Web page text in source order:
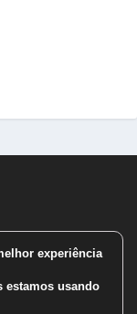
experiência
estamos usando